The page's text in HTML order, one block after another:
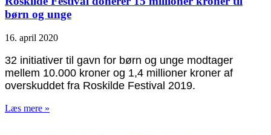
børn og unge
16. april 2020
32 initiativer til gavn for børn og unge modtager
mellem 10.000 kroner og 1,4 millioner kroner af
overskuddet fra Roskilde Festival 2019.
Læs mere »